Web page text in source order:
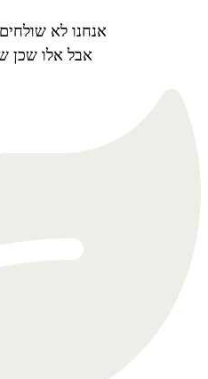
אנחנו לא
אבל אלו שכן